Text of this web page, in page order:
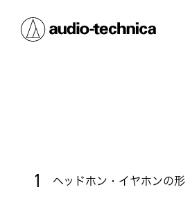
1 ヘッドホン・イヤホンの形